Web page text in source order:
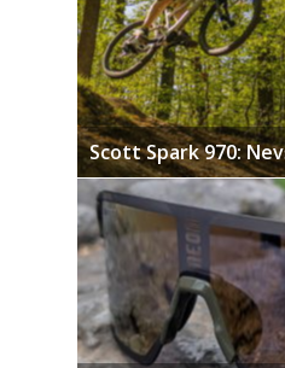
Scott Spark 970: